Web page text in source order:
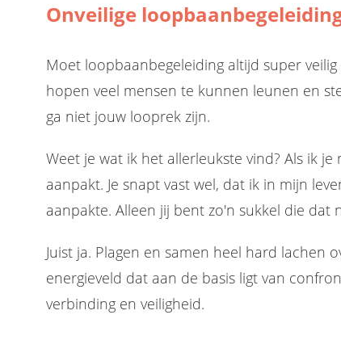
Onveilige
Moet loopbaanbegeleiding altijd super
hopen veel mensen te kunnen leunen en
ga niet jouw looprek zijn.
Weet je wat ik het allerleukste vind? Als ik
aanpakt. Je snapt vast wel, dat ik in mijn
aanpakte. Alleen jij bent zo'n sukkel die dat
Juist ja. Plagen en samen heel hard lachen
energieveld dat aan de basis ligt van
verbinding en veiligheid.